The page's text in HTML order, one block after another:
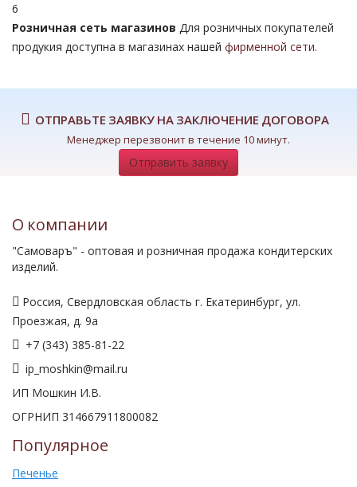
6
Розничная сеть магазинов Для розничных покупателей
продукия доступна в магазинах нашей фирменной сети.
ОТПРАВЬТЕ ЗАЯВКУ НА ЗАКЛЮЧЕНИЕ ДОГОВОРА
Менеджер перезвонит в течение 10 минут.
Отправить заявку
О компании
"Самоваръ" - оптовая и розничная продажа кондитерских
изделий.
Россия, Свердловская область г. Екатеринбург, ул.
Проезжая, д. 9а
+7 (343) 385-81-22
ip_moshkin@mail.ru
ИП Мошкин И.В.
ОГРНИП 314667911800082
Популярное
Печенье